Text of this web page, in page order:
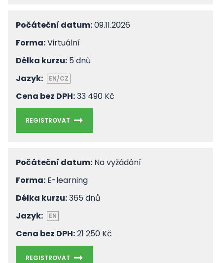
Počáteční datum:09.11.2026
Forma:Virtuální
Délka kurzu: 5 dnů
Jazyk:
EN/CZ
Cena bez DPH:33 490 Kč
REGISTROVAT
Počáteční datum: Na vyžádání
Forma: E-learning
Délka kurzu:365 dnů
Jazyk:
EN
Cena bez DPH:21 250 Kč
REGISTROVAT